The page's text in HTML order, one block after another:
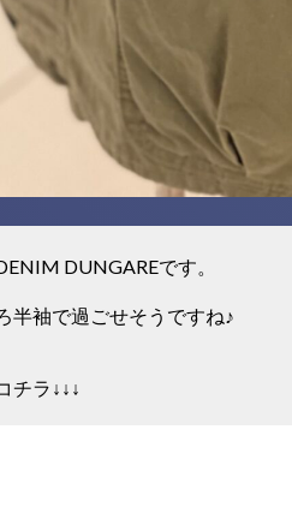
DUNGAREです。
半袖で過ごせそうですね♪
チラ↓↓↓